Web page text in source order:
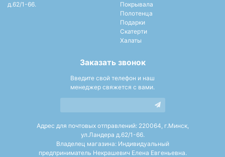
д.62/1-66.
Покрывала
Полотенца
Подарки
Скатерти
Халаты
Заказать звонок
Введите свой телефон и наш
менеджер свяжется с вами.
Адрес для почтовых отправлений: 220064, г.Минск,
ул.Ландера д.62/1-66.
Владелец магазина: Индивидуальный
предприниматель Некрашевич Елена Евгеньевна.